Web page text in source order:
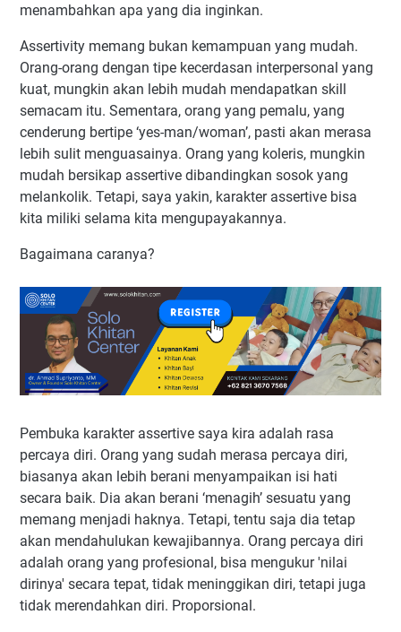
menambahkan apa yang dia inginkan.
Assertivity memang bukan kemampuan yang mudah.
Orang-orang dengan tipe kecerdasan interpersonal yang
kuat, mungkin akan lebih mudah mendapatkan skill
semacam itu. Sementara, orang yang pemalu, yang
cenderung bertipe ‘yes-man/woman’, pasti akan merasa
lebih sulit menguasainya. Orang yang koleris, mungkin
mudah bersikap assertive dibandingkan sosok yang
melankolik. Tetapi, saya yakin, karakter assertive bisa
kita miliki selama kita mengupayakannya.
Bagaimana caranya?
Pembuka karakter assertive saya kira adalah rasa
percaya diri. Orang yang sudah merasa percaya diri,
biasanya akan lebih berani menyampaikan isi hati
secara baik. Dia akan berani ‘menagih’ sesuatu yang
memang menjadi haknya. Tetapi, tentu saja dia tetap
akan mendahulukan kewajibannya. Orang percaya diri
adalah orang yang profesional, bisa mengukur 'nilai
dirinya' secara tepat, tidak meninggikan diri, tetapi juga
tidak merendahkan diri. Proporsional.